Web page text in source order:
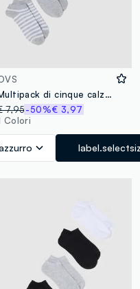
Multipack di cinque calzini rosa in misto cotone
7,95-50%€ 3,97
Colori